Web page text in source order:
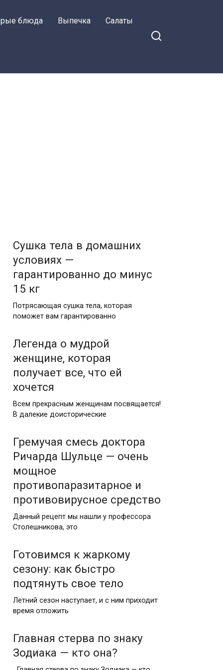
блюда Выпечка Салаты
Сушка тела в домашних
условиях —
гарантированно до минус
15 кг
Потрясающая сушка тела, которая
поможет вам гарантированно
Легенда о мудрой
женщине, которая
получает все, что ей
хочется
Всем прекрасным женщинам посвящается!
В далекие доисторические
Гремучая смесь доктора
Ричарда Шульце — очень
мощное
противопаразитарное и
противовирусное средство
Данный рецепт мы нашли у профессора
Столешникова, это
Готовимся к жаркому
сезону: как быстро
подтянуть свое тело
Летний сезон наступает, и с ним приходит
время отложить
Главная стерва по знаку
Зодиака — кто она?